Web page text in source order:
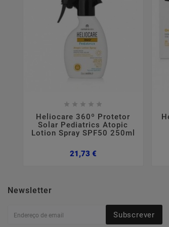
    
Heliocare 360º Protetor
Solar Pediatrics Atopic
Lotion Spray SPF50 250ml
21,73 €Preço
Newsletter
Subscrever